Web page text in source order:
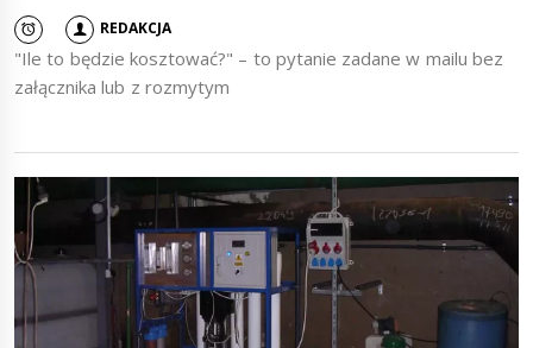
REDAKCJA
"Ile to będzie kosztować?" – to pytanie zadane w mailu bez
załącznika lub z rozmytym